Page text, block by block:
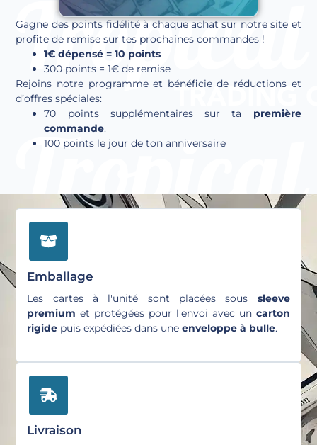
Gagne des points fidélité à chaque achat sur notre site et
profite de remise sur tes prochaines commandes !
1€ dépensé = 10 points
300 points = 1€ de remise
Rejoins notre programme et bénéficie de réductions et
d’offres spéciales:
70 points supplémentaires sur ta première
commande.
100 points le jour de ton anniversaire
Emballage
Les cartes à l'unité sont placées sous sleeve
premium et protégées pour l'envoi avec un carton
rigide puis expédiées dans uneenveloppe à bulle.
Livraison